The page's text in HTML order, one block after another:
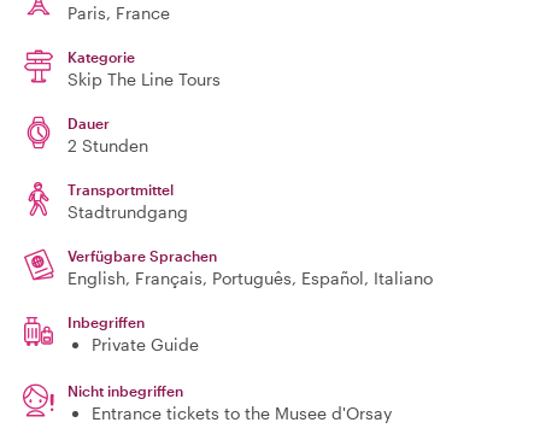
Paris, France
Kategorie
Skip The Line Tours
Dauer
2 Stunden
Transportmittel
Stadtrundgang
Verfügbare Sprachen
English, Français, Português, Español, Italiano
Inbegriffen
Private Guide
Nicht inbegriffen
Entrance tickets to the Musee d'Orsay